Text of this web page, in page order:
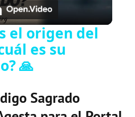
Video
el origen del
es su
🙏
Sagrado